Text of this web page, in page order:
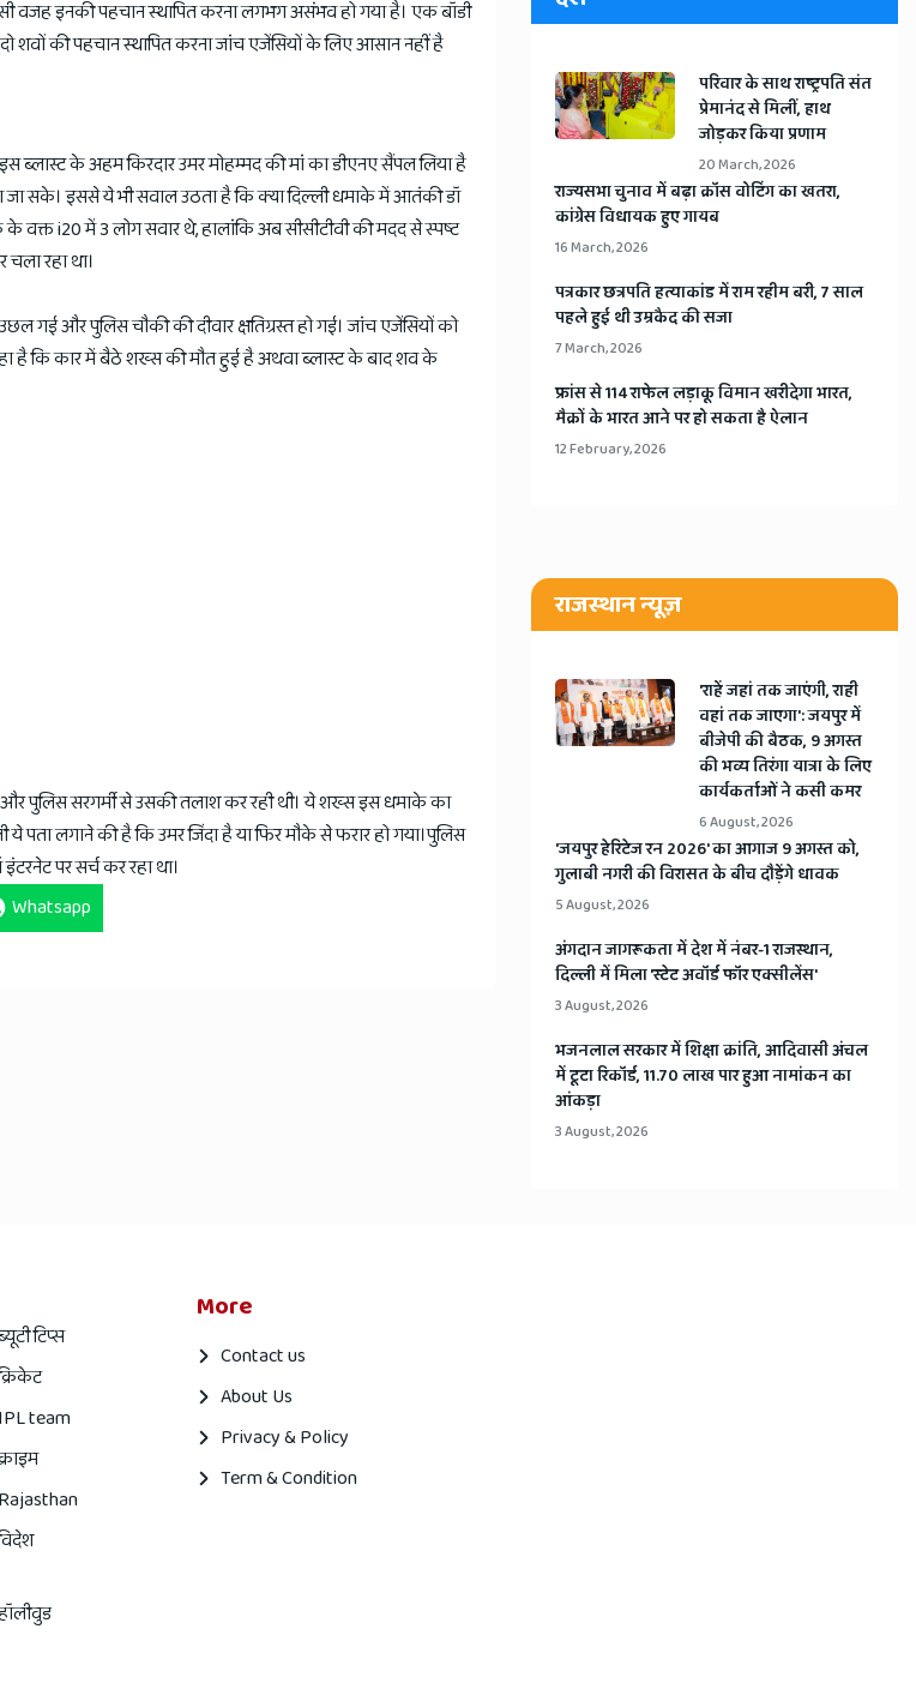
वजह इनकी पहचान स्थापित करना लगभग असंभव हो गया है। एक बॉडी
की पहचान स्थापित करना जांच एजेंसियों के लिए आसान नहीं है
ब्लास्ट के अहम किरदार उमर मोहम्मद की मां का डीएनए सैंपल लिया है
सके। इससे ये भी सवाल उठता है कि क्या दिल्ली धमाके में आतंकी डॉ
वक्त i20 में 3 लोग सवार थे, हालांकि अब सीसीटीवी की मदद से स्पष्ट
रहा था।
गई और पुलिस चौकी की दीवार क्षतिग्रस्त हो गई। जांच एजेंसियों को
है कि कार में बैठे शख्स की मौत हुई है अथवा ब्लास्ट के बाद शव के
और पुलिस सरगर्मी से उसकी तलाश कर रही थी। ये शख्स इस धमाके का
ये पता लगाने की है कि उमर जिंदा है या फिर मौके से फरार हो गया।पुलिस
पर सर्च कर रहा था।
Whatsapp
​परिवार के साथ राष्ट्रपति संत
प्रेमानंद से मिलीं, हाथ
जोड़कर किया प्रणाम
20 March, 2026
​राज्यसभा चुनाव में बढ़ा क्रॉस वोटिंग का खतरा,
कांग्रेस विधायक हुए गायब
16 March, 2026
​पत्रकार छत्रपति हत्याकांड में राम रहीम बरी, 7 साल
पहले हुई थी उम्रकैद की सजा
7 March, 2026
​फ्रांस से 114 राफेल लड़ाकू विमान खरीदेगा भारत,
मैक्रों के भारत आने पर हो सकता है ऐलान
12 February, 2026
राजस्थान न्यूज़
'राहें जहां तक जाएंगी, राही
वहां तक जाएगा': जयपुर में
बीजेपी की बैठक, 9 अगस्त
की भव्य तिरंगा यात्रा के लिए
कार्यकर्ताओं ने कसी कमर
6 August, 2026
​'जयपुर हेरिटेज रन 2026' का आगाज 9 अगस्त को,
गुलाबी नगरी की विरासत के बीच दौड़ेंगे धावक
5 August, 2026
अंगदान जागरूकता में देश में नंबर-1 राजस्थान,
दिल्ली में मिला 'स्टेट अवॉर्ड फॉर एक्सीलेंस'
3 August, 2026
भजनलाल सरकार में शिक्षा क्रांति, आदिवासी अंचल
में टूटा रिकॉर्ड, 11.70 लाख पार हुआ नामांकन का
आंकड़ा
3 August, 2026
टिप्स
IPL team
Rajasthan
More
Contact us
About Us
Privacy & Policy
Term & Condition